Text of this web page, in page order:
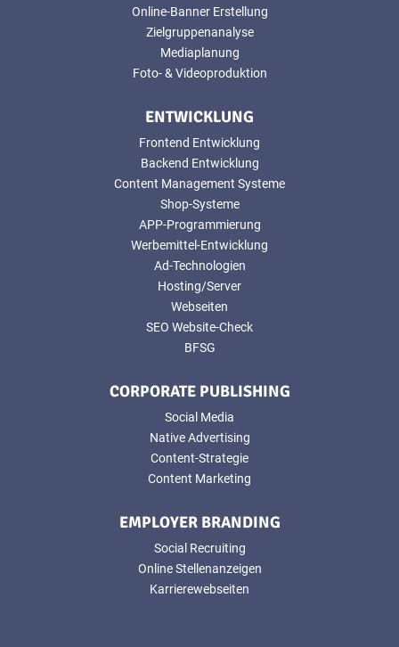
Online-Banner Erstellung
Zielgruppenanalyse
Mediaplanung
Foto- & Videoproduktion
ENTWICKLUNG
Frontend Entwicklung
Backend Entwicklung
Content Management Systeme
Shop-Systeme
APP-Programmierung
Werbemittel-Entwicklung
Ad-Technologien
Hosting/Server
Webseiten
SEO Website-Check
BFSG
CORPORATE PUBLISHING
Social Media
Native Advertising
Content-Strategie
Content Marketing
EMPLOYER BRANDING
Social Recruiting
Online Stellenanzeigen
Karrierewebseiten